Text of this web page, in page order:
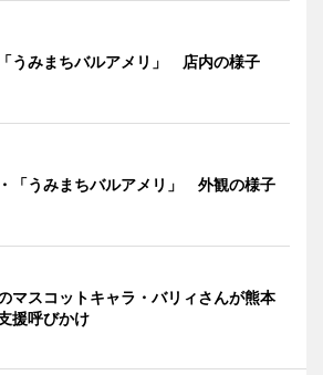
うみまちバルアメリ」 店内の様子
「うみまちバルアメリ」 外観の様子
マスコットキャラ・バリィさんが熊本
援呼びかけ